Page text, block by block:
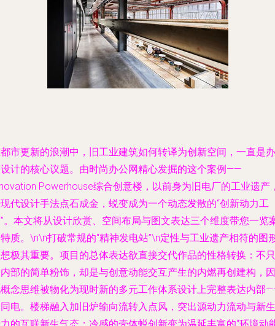
市更新的浪潮中，旧工业建筑如何转译为创新空间，一直是办
计的核心议题。由时尚办公网精心发掘的这个案例——
Powerhouse综合创意楼，以前身为旧电厂的工业遗产
代设计手法点石成金，蜕变成为一个动态发散的“创新动力工
。本文将从设计欣赏、空间布局与图文表达三个维度带您一览
质。\n\n打破常规的“精神发电站”\n定性与工业遗产相符的图
极其重要。项目的总体表达欲直接交代作品的性格转换：不只
部的简单粉饰，却是与创意动能交互产生的内燃再创建构，因
念思维被物化为现时新的多元工作体系设计上完整表达内部
电。楼梯融入加旧炉输向流转入点风，突出源动力流动与新生